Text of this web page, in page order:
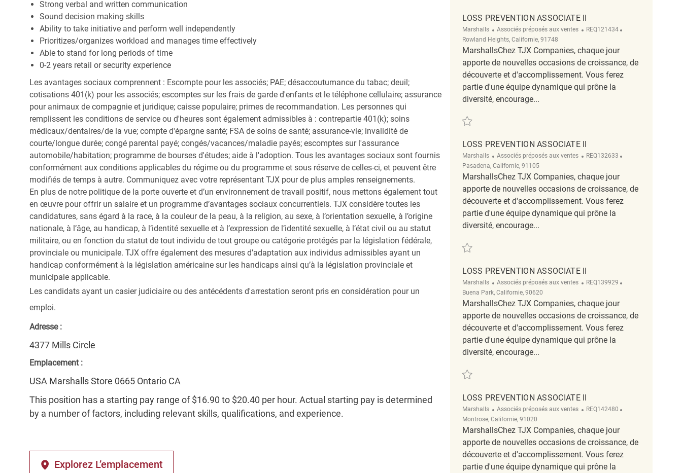
Strong verbal and written communication
Sound decision making skills
Ability to take initiative and perform well independently
Prioritizes/organizes workload and manages time effectively
Able to stand for long periods of time
0-2 years retail or security experience
Les avantages sociaux comprennent : Escompte pour les associés; PAE; désaccoutumance du tabac; deuil;
cotisations 401(k) pour les associés; escomptes sur les frais de garde d'enfants et le téléphone cellulaire; assurance
pour animaux de compagnie et juridique; caisse populaire; primes de recommandation. Les personnes qui
remplissent les conditions de service ou d'heures sont également admissibles à : contrepartie 401(k); soins
médicaux/dentaires/de la vue; compte d'épargne santé; FSA de soins de santé; assurance-vie; invalidité de
courte/longue durée; congé parental payé; congés/vacances/maladie payés; escomptes sur l'assurance
automobile/habitation; programme de bourses d'études; aide à l'adoption. Tous les avantages sociaux sont fournis
conformément aux conditions applicables du régime ou du programme et sous réserve de celles-ci, et peuvent être
modifiés de temps à autre. Communiquez avec votre représentant TJX pour de plus amples renseignements.
En plus de notre politique de la porte ouverte et d’un environnement de travail positif, nous mettons également tout
en œuvre pour offrir un salaire et un programme d’avantages sociaux concurrentiels. TJX considère toutes les
candidatures, sans égard à la race, à la couleur de la peau, à la religion, au sexe, à l’orientation sexuelle, à l’origine
nationale, à l’âge, au handicap, à l’identité sexuelle et à l’expression de l’identité sexuelle, à l’état civil ou au statut
militaire, ou en fonction du statut de tout individu de tout groupe ou catégorie protégés par la législation fédérale,
provinciale ou municipale. TJX offre également des mesures d’adaptation aux individus admissibles ayant un
handicap conformément à la législation américaine sur les handicaps ainsi qu’à la législation provinciale et
municipale applicable.
Les candidats ayant un casier judiciaire ou des antécédents d'arrestation seront pris en considération pour un
emploi.
Adresse :
4377 Mills Circle
Emplacement :
USA Marshalls Store 0665 Ontario CA
This position has a starting pay range of $16.90 to $20.40 per hour. Actual starting pay is determined
by a number of factors, including relevant skills, qualifications, and experience.
Explorez L’emplacement
LOSS PREVENTION ASSOCIATE II
Marshalls Catégorie
Associés préposés aux ventes ReqId
REQ121434
Rowland Heights, Californie, 91748
MarshallsChez TJX Companies, chaque jour
apporte de nouvelles occasions de croissance, de
découverte et d'accomplissement. Vous ferez
partie d'une équipe dynamique qui prône la
diversité, encourage...
Sauvegarder Loss Prevention Associate II REQ121434
LOSS PREVENTION ASSOCIATE II
Marshalls Catégorie
Associés préposés aux ventes ReqId
REQ132633
Pasadena, Californie, 91105
MarshallsChez TJX Companies, chaque jour
apporte de nouvelles occasions de croissance, de
découverte et d'accomplissement. Vous ferez
partie d'une équipe dynamique qui prône la
diversité, encourage...
Sauvegarder Loss Prevention Associate II REQ132633
LOSS PREVENTION ASSOCIATE II
Marshalls Catégorie
Associés préposés aux ventes ReqId
REQ139929
Buena Park, Californie, 90620
MarshallsChez TJX Companies, chaque jour
apporte de nouvelles occasions de croissance, de
découverte et d'accomplissement. Vous ferez
partie d'une équipe dynamique qui prône la
diversité, encourage...
Sauvegarder Loss Prevention Associate II REQ139929
LOSS PREVENTION ASSOCIATE II
Marshalls Catégorie
Associés préposés aux ventes ReqId
REQ142480
Montrose, Californie, 91020
MarshallsChez TJX Companies, chaque jour
apporte de nouvelles occasions de croissance, de
découverte et d'accomplissement. Vous ferez
partie d'une équipe dynamique qui prône la